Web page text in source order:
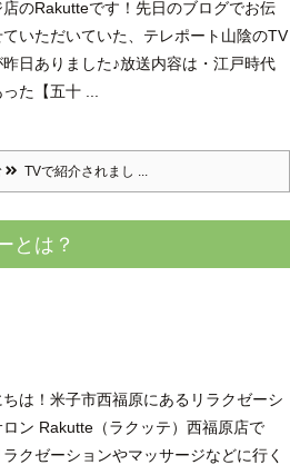
店のRakutteです！先日のブログでお伝
ていただいていた、テレポート山陰のTV
日ありました♪放送内容は ・江戸時代
た【五十 ...
TVで紹介されまし ...
とは？
ちは！米子市西福原にあるリラクゼーシ
ロン Rakutte（ラクッテ）西福原店で
ラクゼーションやマッサージなどに行く